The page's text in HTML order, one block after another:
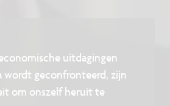
uitdagingen
wordt geconfronteerd, zijn
om onszelf heruit te